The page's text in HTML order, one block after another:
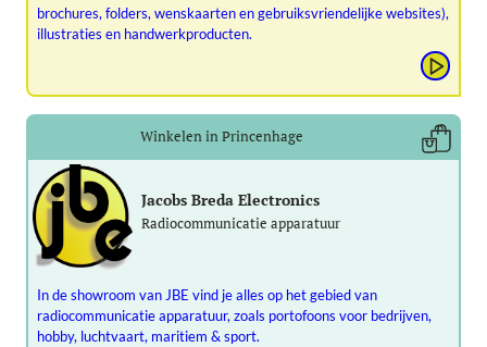
brochures, folders, wenskaarten en gebruiksvriendelijke websites),
illustraties en handwerkproducten.
Winkelen in Princenhage
Jacobs Breda Electronics
Radiocommunicatie apparatuur
In de showroom van JBE vind je alles op het gebied van
radiocommunicatie apparatuur, zoals portofoons voor bedrijven,
hobby, luchtvaart, maritiem & sport.